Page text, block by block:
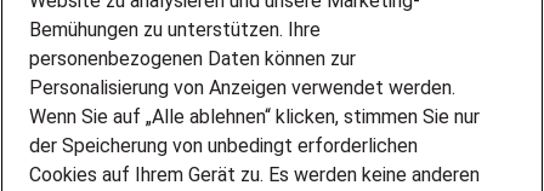
ÜBER UNS
STANDORTE
BLOG
PRESSE
Bemühungen zu unterstützen. Ihre
personenbezogenen Daten können zur
Personalisierung von Anzeigen verwendet werden.
Wenn Sie auf „Alle ablehnen“ klicken, stimmen Sie nur
der Speicherung von unbedingt erforderlichen
Cookies auf Ihrem Gerät zu. Es werden keine anderen